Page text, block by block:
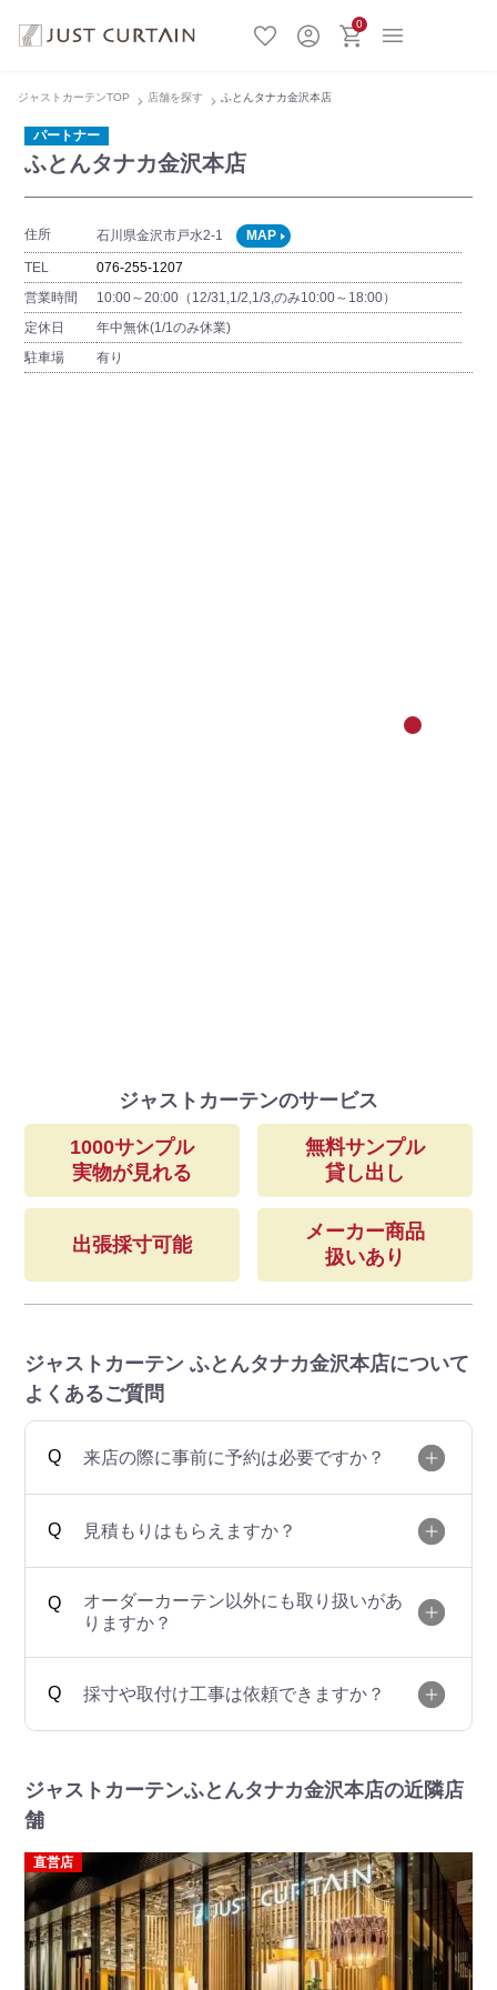
0
ジャストカーテンTOP 店舗を探す ふとんタナカ金沢本店
パートナー
ふとんタナカ金沢本店
住所 石川県金沢市戸水2-1 MAP
TEL
076-255-1207
営業時間
10:00～20:00（12/31,1/2,1/3,のみ10:00～18:00）
定休日
年中無休(1/1のみ休業)
駐車場
有り
ジャストカーテンのサービス
1000サンプル
実物が見れる
無料サンプル
貸し出し
出張採寸可能
メーカー商品
扱いあり
ジャストカーテン ふとんタナカ金沢本店について
よくあるご質問
来店の際に事前に予約は必要ですか？
見積もりはもらえますか？
オーダーカーテン以外にも取り扱いがあ
りますか？
採寸や取付け工事は依頼できますか？
ジャストカーテンふとんタナカ金沢本店の近隣店
舗
直営店